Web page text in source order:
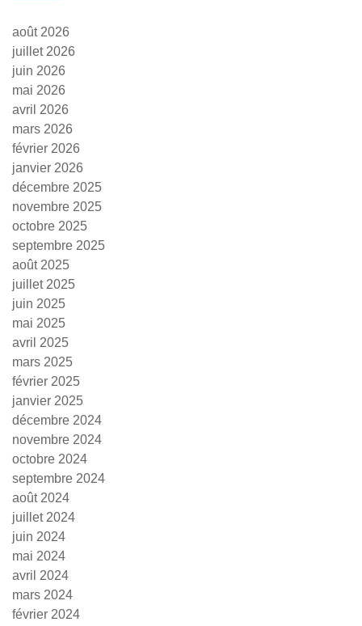
août 2026
juillet 2026
juin 2026
mai 2026
avril 2026
mars 2026
février 2026
janvier 2026
décembre 2025
novembre 2025
octobre 2025
septembre 2025
août 2025
juillet 2025
juin 2025
mai 2025
avril 2025
mars 2025
février 2025
janvier 2025
décembre 2024
novembre 2024
octobre 2024
septembre 2024
août 2024
juillet 2024
juin 2024
mai 2024
avril 2024
mars 2024
février 2024